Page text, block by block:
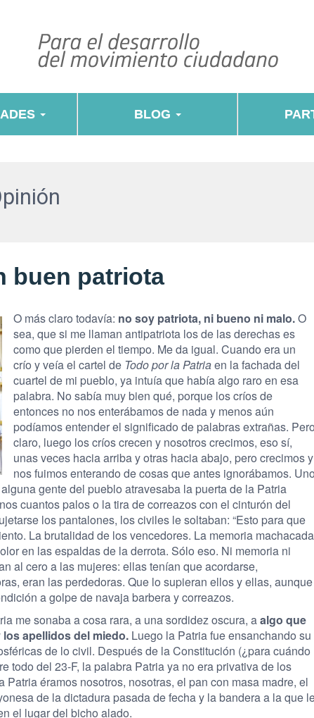
BLOG
buen patriota
O más claro todavía: no soy patriota, ni bueno ni malo.O
sea, que si me llaman antipatriota los de las derechas es
como que pierden el tiempo. Me da igual. Cuando era un
crío y veía el cartel de Todo por la Patriaen la fachada del
cuartel de mi pueblo, ya intuía que había algo raro en esa
palabra. No sabía muy bien qué, porque los críos de
entonces no nos enterábamos de nada y menos aún
podíamos entender el significado de palabras extrañas. Pero
claro, luego los críos crecen y nosotros crecimos, eso sí,
unas veces hacia arriba y otras hacia abajo, pero crecimos y
nos fuimos enterando de cosas que antes ignorábamos. Uno
gente del pueblo atravesaba la puerta de la Patria
cuantos palos o la tira de correazos con el cinturón del
los pantalones, los civiles le soltaban: “Esto para que
La brutalidad de los vencedores. La memoria machacada
en las espaldas de la derrota. Sólo eso. Ni memoria ni
al cero a las mujeres: ellas tenían que acordarse,
eran las perdedoras. Que lo supieran ellos y ellas, aunque
a golpe de navaja barbera y correazos.
me sonaba a cosa rara, a una sordidez oscura, aalgo que
apellidos del miedo. Luego la Patria fue ensanchando su
de lo civil. Después de la Constitución (¿para cuándo
todo del 23-F, la palabra Patria ya no era privativa de los
éramos nosotros, nosotras, el pan con masa madre, el
de la dictadura pasada de fecha y la bandera a la que
el lugar del bicho alado.